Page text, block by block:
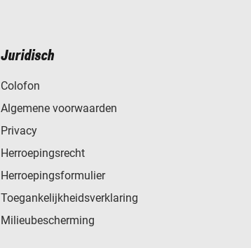
Juridisch
Colofon
Algemene voorwaarden
Privacy
Herroepingsrecht
Herroepingsformulier
Toegankelijkheidsverklaring
Milieubescherming